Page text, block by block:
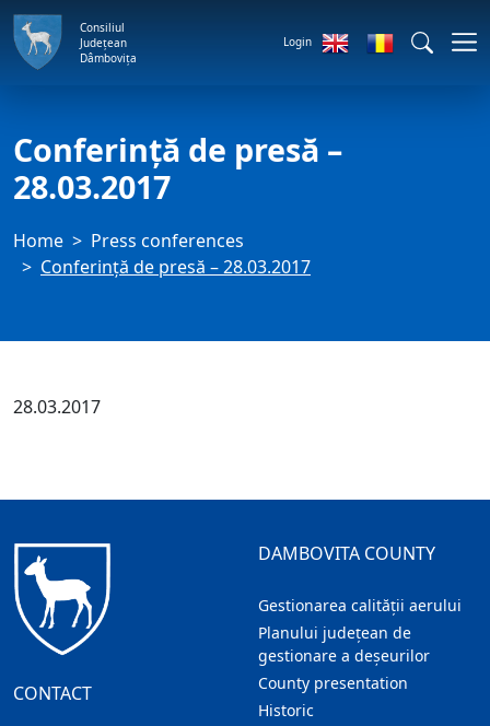
Consiliul
Județean
Dâmbovița
Login
Conferință de presă –
28.03.2017
Home
Press conferences
Conferință de presă – 28.03.2017
28.03.2017
CONTACT
DAMBOVITA COUNTY
Gestionarea calității aerului
Planului județean de
gestionare a deșeurilor
County presentation
Historic